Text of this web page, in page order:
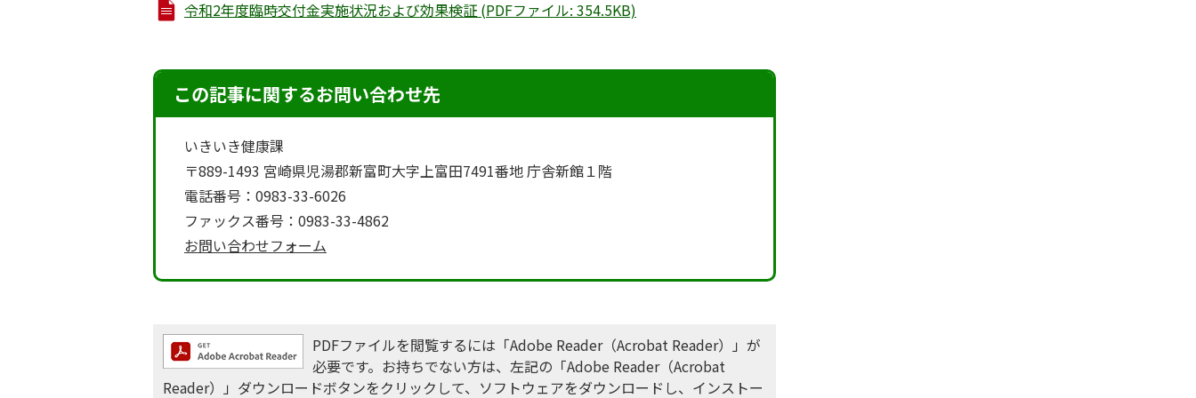
令和2年度臨時交付金実施状況および効果検証 (PDFファイル: 354.5KB)
この記事に関するお問い合わせ先
いきいき健康課
〒889-1493 宮崎県児湯郡新富町大字上富田7491番地 庁舎新館１階
電話番号：0983-33-6026
ファックス番号：0983-33-4862
お問い合わせフォーム
PDFファイルを閲覧するには「Adobe Reader（Acrobat Reader）」が
必要です。お持ちでない方は、左記の「Adobe Reader（Acrobat
Reader）」ダウンロードボタンをクリックして、ソフトウェアをダウンロードし、インストー